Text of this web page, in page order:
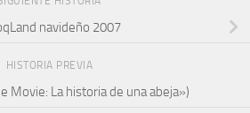
navideño 2007
HISTORIA PREVIA
Movie: La historia de una abeja»)